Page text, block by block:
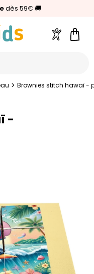
dès 59€ 🚚
Annikids N°1
clients)
Compte
> Brownies stitch hawaï -
-